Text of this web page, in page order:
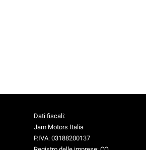
Dati fiscali:
Jam Motors Italia
P.IVA: 03188200137